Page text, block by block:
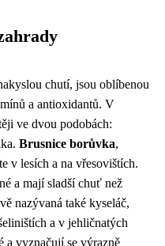
chutí, jsou oblíbenou
a antioxidantů. V
ve dvou podobách:
Brusnice borůvka,
v lesích a na vřesovištích.
a mají sladší chuť než
nazývaná také kyseláč,
a v jehličnatých
a vyznačují se výrazně